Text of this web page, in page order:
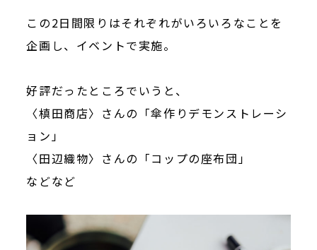
この2日間限りはそれぞれがいろいろなことを
企画し、イベントで実施。
好評だったところでいうと、
〈槙田商店〉さんの「傘作りデモンストレーシ
ョン」
〈田辺織物〉さんの「コップの座布団」
などなど